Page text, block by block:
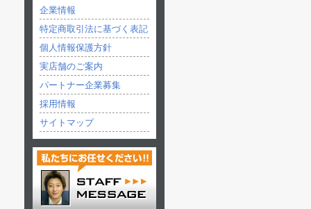
企業情報
特定商取引法に基づく表記
個人情報保護方針
実店舗のご案内
パートナー企業募集
採用情報
サイトマップ